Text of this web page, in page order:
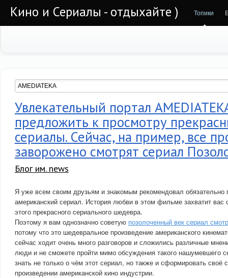
Кино и Сериалы - отдыхайте ) Топики
Увлекательный портал
предложить к просмотру
сериалы. Сейчас, на пример, все
заворожено смотрят сериал
Блог им. news
Я уже всем своим друзьям и знакомым рекомендовал обязательно
американский сериал. История любви в этом фильме захватит
этого прекрасного сериального шедевра.
Поэтому я вам однозначно советую позолоченный век сериал
потому что это шедевральное произведение американского
сейчас ходит очень много разговоров и сложились различные
люди и не сможете пройти мимо обсуждения такого нашумевшего
знать не только о чём этот сериал, но также и сформировать своё
произведении американской кино индустрии.